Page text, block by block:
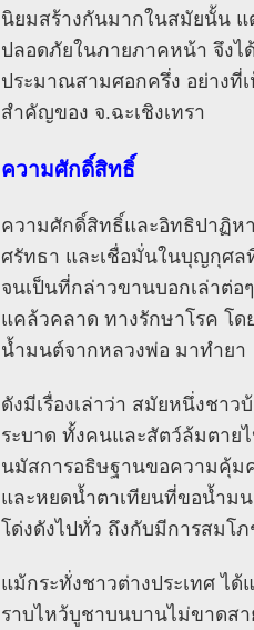
นิยมสร้างกันมากในสมัยนั้น แ
ปลอดภัยในภายภาคหน้า จึงไ
ประมาณสามศอกครึ่ง อย่างที่
สำคัญของ จ.ฉะเชิงเทรา
ความศักดิ์สิทธิ์
ความศักดิ์สิทธิ์และอิทธิปาฏิห
ศรัทธา และเชื่อมั่นในบุญกุศล
จนเป็นที่กล่าวขานบอกเล่าต่อ
แคล้วคลาด ทางรักษาโรค โ
น้ำมนต์จากหลวงพ่อ มาทำยา
ดังมีเรื่องเล่าว่า สมัยหนึ่งชา
ระบาด ทั้งคนและสัตว์ล้มตาย
นมัสการอธิษฐานขอความคุ้ม
และหยดน้ำตาเทียนที่ขอน้ำม
โด่งดังไปทั่ว ถึงกับมีการสมโ
แม้กระทั่งชาวต่างประเทศ ได้
ราบไหว้บูชาบนบานไม่ขาดส